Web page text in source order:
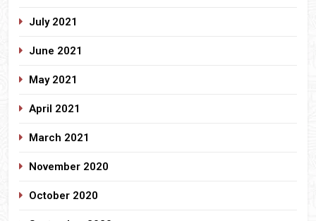
July 2021
June 2021
May 2021
April 2021
March 2021
November 2020
October 2020